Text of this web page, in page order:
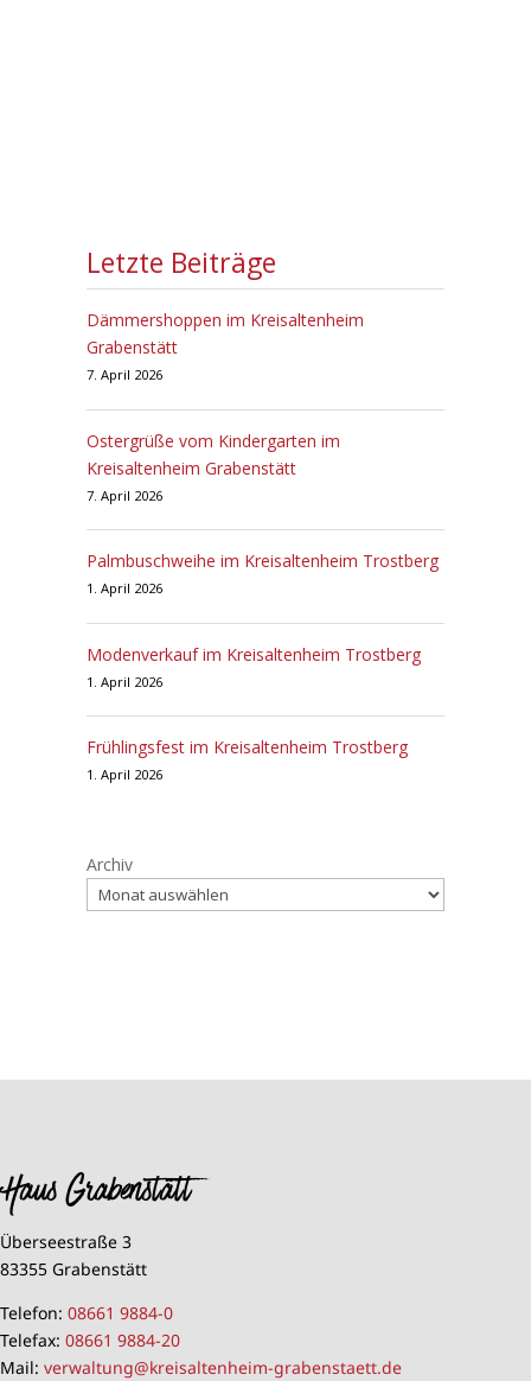
Letzte Beiträge
Dämmershoppen im Kreisaltenheim
Grabenstätt
7. April 2026
Ostergrüße vom Kindergarten im
Kreisaltenheim Grabenstätt
7. April 2026
Palmbuschweihe im Kreisaltenheim Trostberg
1. April 2026
Modenverkauf im Kreisaltenheim Trostberg
1. April 2026
Frühlingsfest im Kreisaltenheim Trostberg
1. April 2026
Archiv
Haus Grabenstätt
Überseestraße 3
83355 Grabenstätt
Telefon: 08661 9884-0
Telefax: 08661 9884-20
Mail: verwaltung@kreisaltenheim-grabenstaett.de